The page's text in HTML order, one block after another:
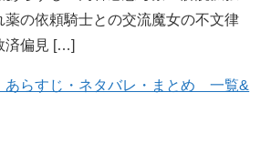
薬の依頼騎士との交流魔女の不文律
済偏見 […]
あらすじ・ネタバレ・まとめ 一覧&